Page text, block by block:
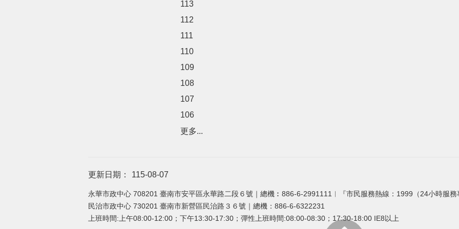
113
112
111
110
109
108
107
106
更多...
更新日期： 115-08-07
永華市政中心 708201 臺南市安平區永華路二段６號｜總機︰886-6-2991111︱『市民服務熱線：1999（24小時服務
民治市政中心 730201 臺南市新營區民治路３６號｜總機：886-6-6322231
上班時間:上午08:00-12:00；下午13:30-17:30；彈性上班時間:08:00-08:30；17:30-18:00 IE8以上